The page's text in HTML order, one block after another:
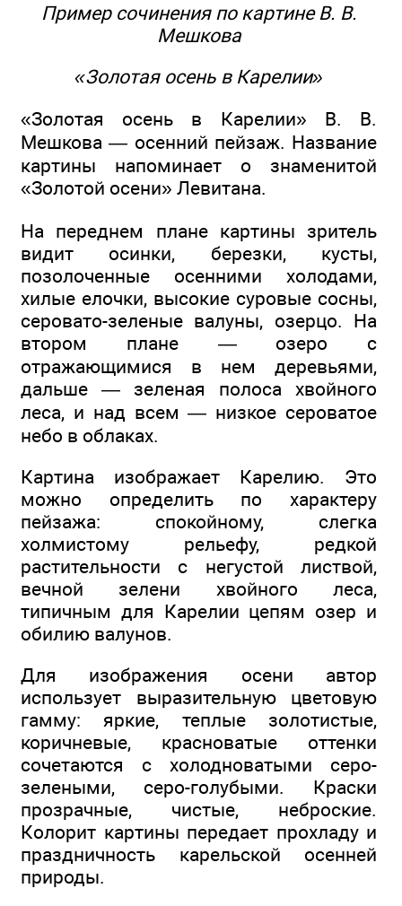
Пример сочинения по картине В. В.
Мешкова
«Золотая осень в Карелии»
«Золотая осень в Карелии» В. В.
Мешкова — осенний пейзаж. Название
картины напоминает о знаменитой
«Золотой осени» Левитана.
На переднем плане картины зритель
видит осинки, березки, кусты,
позолоченные осенними холодами,
хилые елочки, высокие суровые сосны,
серовато-зеленые валуны, озерцо. На
втором плане — озеро с
отражающимися в нем деревьями,
дальше — зеленая полоса хвойного
леса, и над всем — низкое сероватое
небо в облаках.
Картина изображает Карелию. Это
можно определить по характеру
пейзажа: спокойному, слегка
холмистому рельефу, редкой
растительности с негустой листвой,
вечной зелени хвойного леса,
типичным для Карелии цепям озер и
обилию валунов.
Для изображения осени автор
использует выразительную цветовую
гамму: яркие, теплые золотистые,
коричневые, красноватые оттенки
сочетаются с холодноватыми серо-
зелеными, серо-голубыми. Краски
прозрачные, чистые, неброские.
Колорит картины передает прохладу и
праздничность карельской осенней
природы.